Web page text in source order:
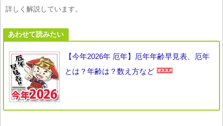
詳しく解説しています。
あわせて読みたい
【今年2026年 厄年】厄年年齢早見表、厄年
とは？年齢は？数え方など